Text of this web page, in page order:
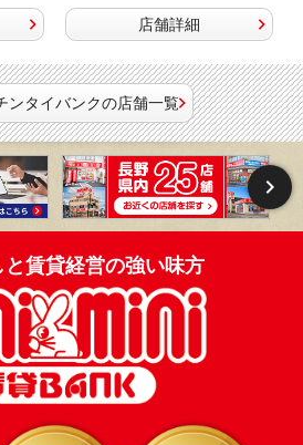
店舗詳細
ンタイバンクの店舗一覧
と賃貸経営の強い味方